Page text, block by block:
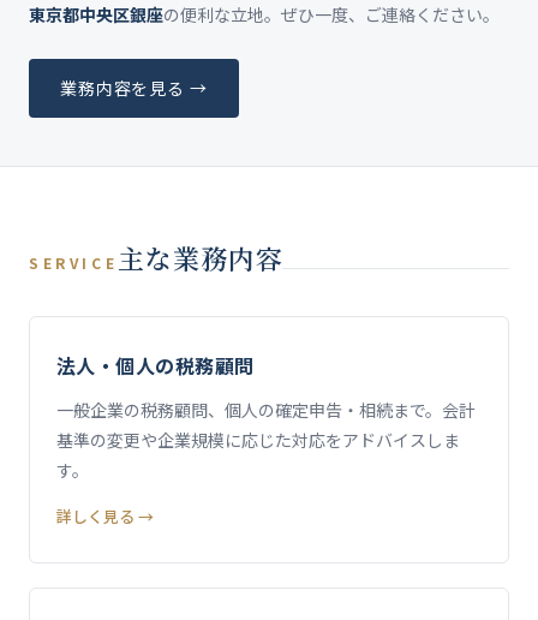
東京都中央区銀座の便利な立地。ぜひ一度、ご連絡ください。
業務内容を見る →
SERVICE 主な業務内容
法人・個人の税務顧問
一般企業の税務顧問、個人の確定申告・相続まで。会計
基準の変更や企業規模に応じた対応をアドバイスしま
す。
詳しく見る →